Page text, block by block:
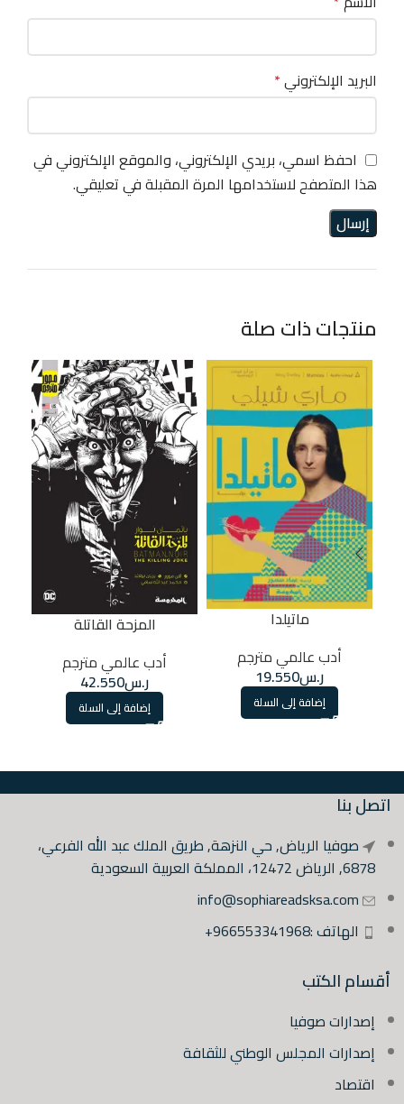
البريد الإلكتروني*
احفظ اسمي، بريدي الإلكتروني، والموقع الإلكتروني في
هذا المتصفح لاستخدامها المرة المقبلة في تعليقي.
منتجات ذات صلة
ماتيلدا
أدب عالمي مترجم
ر.س19.550
إضافة إلى السلة
المزحة القاتلة
أدب عالمي مترجم
ر.س42.550
إضافة إلى السلة
اتصل بنا
صوفيا الرياض, حي النزهة, طريق الملك عبد الله الفرعي،
6878, الرياض 12472، المملكة العربية السعودية
info@sophiareadsksa.com
الهاتف :966553341968+
أقسام الكتب
إصدارات صوفيا
إصدارات المجلس الوطني للثقافة
اقتصاد